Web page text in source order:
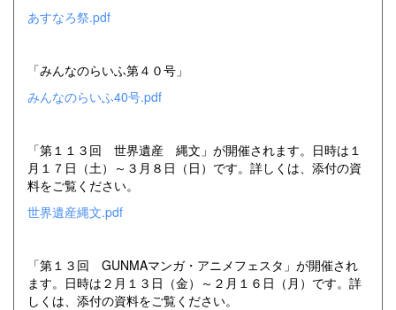
あすなろ祭.pdf
「みんなのらいふ第４０号」
みんなのらいふ40号.pdf
「第１１３回 世界遺産 縄文」が開催されます。日時は１
月１７日（土）～３月８日（日）です。詳しくは、添付の資
料をご覧ください。
世界遺産縄文.pdf
「第１３回 GUNMAマンガ・アニメフェスタ」が開催され
ます。日時は２月１３日（金）～２月１６日（月）です。詳
しくは、添付の資料をご覧ください。